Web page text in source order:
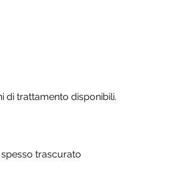
di trattamento disponibili.
trascurato